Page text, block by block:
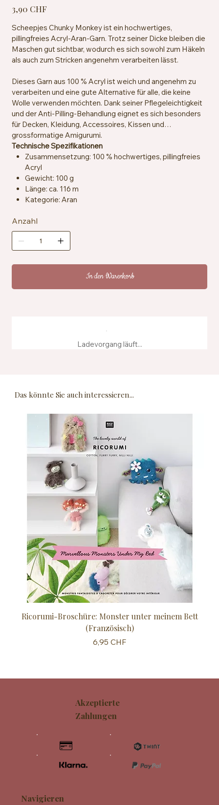
3,90 CHF
Scheepjes Chunky Monkey ist ein hochwertiges,
pillingfreies Acryl-Aran-Garn. Trotz seiner Dicke bleiben die
Maschen gut sichtbar, wodurch es sich sowohl zum Häkeln
als auch zum Stricken angenehm verarbeiten lässt.
Dieses Garn aus 100 % Acryl ist weich und angenehm zu
verarbeiten und eine gute Alternative für alle, die keine
Wolle verwenden möchten. Dank seiner Pflegeleichtigkeit
und der Anti-Pilling-Behandlung eignet es sich besonders
für Decken, Kleidung, Accessoires, Kissen und
grossformatige Amigurumi.
Technische Spezifikationen
Zusammensetzung: 100 % hochwertiges, pillingfreies
Acryl
Gewicht: 100 g
Länge: ca. 116 m
Kategorie: Aran
Maschenprobe: ca. 13 Maschen x 18 Reihen = 10 x 10
cm
Besondere Merkmale: Anti-Pilling, hypoallergen,
veganfreundlich
Pflegehinweise: Maschinenwaschbar bei 40 °C,
trocknergeeignet bei niedriger Temperatur
Anzahl
In den Warenkorb
Ladevorgang läuft...
Das könnte Sie auch interessieren...
Ricorumi-Broschüre: Monster unter meinem Bett
(Französisch)
Preis
6,95 CHF
Navigieren
Akzeptierte
Zahlungen